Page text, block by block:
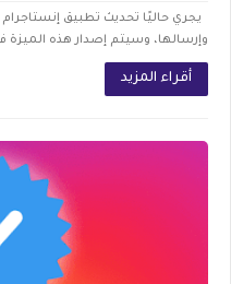
وإرسالها، وسيتم إصدار هذه الميزة
أقراء المزيد